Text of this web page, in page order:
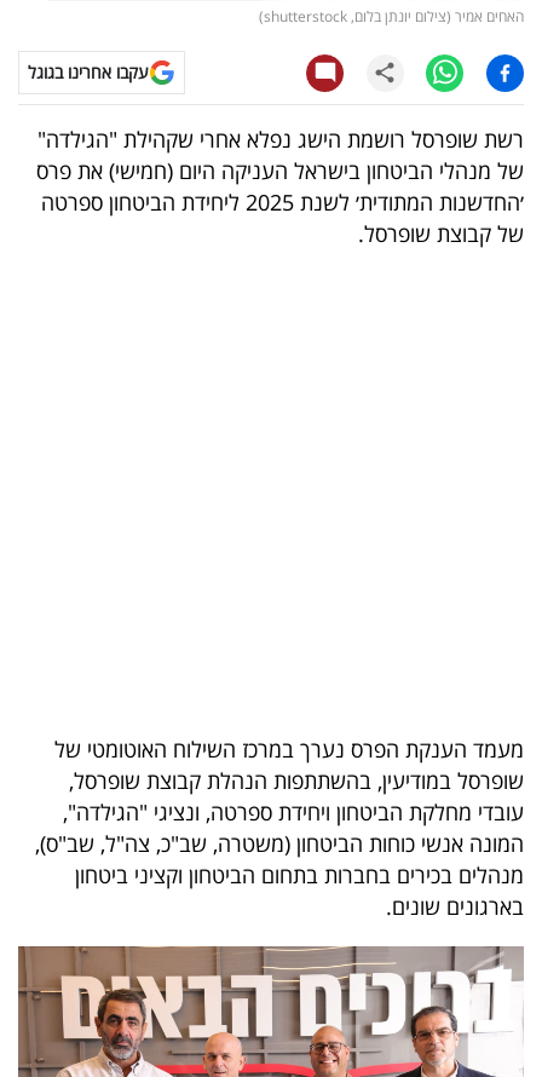
ויראלי
טלוויזיה
עסקי
ספורט
קריירה
5
המילון
הכלכלי
פודקאסט
40
UNDER
40
האחים אמיר (צילום יונתן בלום, shutterstock)
עקבו אחרינו בגוגל
רשת שופרסל רושמת הישג נפלא אחרי שקהילת "הגילדה"
של מנהלי הביטחון בישראל העניקה היום (חמישי) את פרס
׳החדשנות המתודית׳ לשנת 2025 ליחידת הביטחון ספרטה
של קבוצת שופרסל.
מעמד הענקת הפרס נערך במרכז השילוח האוטומטי של
שופרסל במודיעין, בהשתתפות הנהלת קבוצת שופרסל,
עובדי מחלקת הביטחון ויחידת ספרטה, ונציגי "הגילדה",
המונה אנשי כוחות הביטחון (משטרה, שב"כ, צה"ל, שב"ס),
מנהלים בכירים בחברות בתחום הביטחון וקציני ביטחון
בארגונים שונים.